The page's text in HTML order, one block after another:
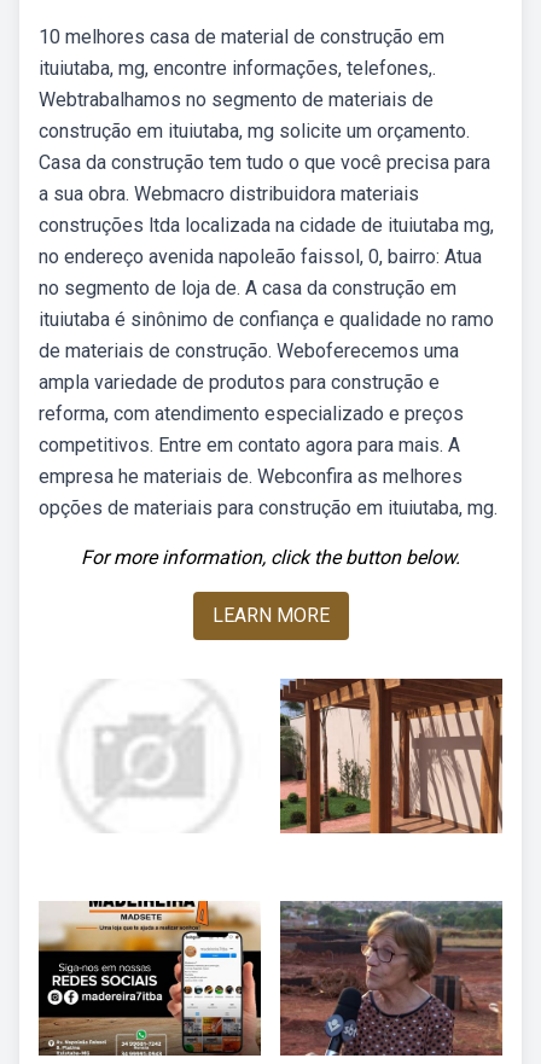
10 melhores casa de material de construção em
ituiutaba, mg, encontre informações, telefones,.
Webtrabalhamos no segmento de materiais de
construção em ituiutaba, mg solicite um orçamento.
Casa da construção tem tudo o que você precisa para
a sua obra. Webmacro distribuidora materiais
construções ltda localizada na cidade de ituiutaba mg,
no endereço avenida napoleão faissol, 0, bairro: Atua
no segmento de loja de. A casa da construção em
ituiutaba é sinônimo de confiança e qualidade no ramo
de materiais de construção. Weboferecemos uma
ampla variedade de produtos para construção e
reforma, com atendimento especializado e preços
competitivos. Entre em contato agora para mais. A
empresa he materiais de. Webconfira as melhores
opções de materiais para construção em ituiutaba, mg.
For more information, click the button below.
LEARN MORE